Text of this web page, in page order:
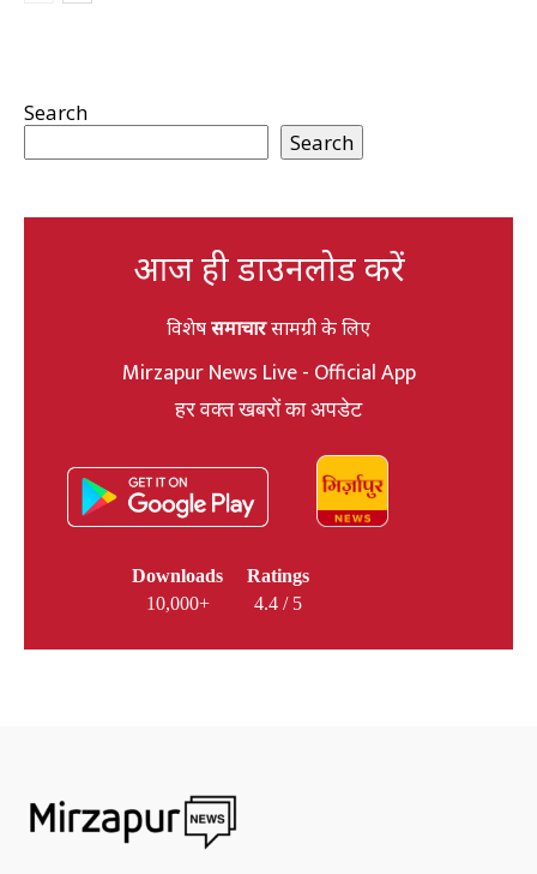
Search
Search
आज ही डाउनलोड करें
विशेषसमाचारसामग्री के लिए
Mirzapur News Live - Official App
हर वक्त खबरों का अपडेट
Downloads
10,000+
Ratings
4.4 / 5